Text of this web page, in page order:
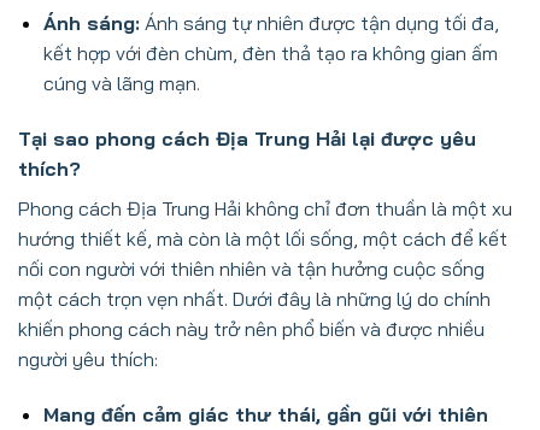
Ánh sáng:Ánh sáng tự nhiên được tận dụng tối đa,
kết hợp với đèn chùm, đèn thả tạo ra không gian ấm
cúng và lãng mạn.
Tại sao phong cách Địa Trung Hải lại được yêu
thích?
Phong cách Địa Trung Hải không chỉ đơn thuần là một xu
hướng thiết kế, mà còn là một lối sống, một cách để kết
nối con người với thiên nhiên và tận hưởng cuộc sống
một cách trọn vẹn nhất. Dưới đây là những lý do chính
khiến phong cách này trở nên phổ biến và được nhiều
người yêu thích:
Mang đến cảm giác thư thái, gần gũi với thiên